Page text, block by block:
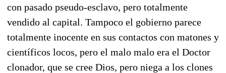
con pasado pseudo-esclavo, pero totalmente
vendido al capital. Tampoco el gobierno parece
totalmente inocente en sus contactos con matones y
científicos locos, pero el malo malo era el Doctor
clonador, que se cree Dios, pero niega a los clones